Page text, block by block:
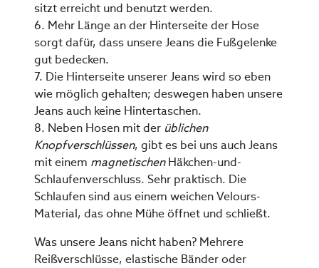
sitzt erreicht und benutzt werden.
6. Mehr Länge an der Hinterseite der Hose
sorgt dafür, dass unsere Jeans die Fußgelenke
gut bedecken.
7. Die Hinterseite unserer Jeans wird so eben
wie möglich gehalten; deswegen haben unsere
Jeans auch keine Hintertaschen.
8. Neben Hosen mit der üblichen
Knopfverschlüssen, gibt es bei uns auch Jeans
mit einem magnetischenHäkchen-und-
Schlaufenverschluss. Sehr praktisch. Die
Schlaufen sind aus einem weichen Velours-
Material, das ohne Mühe öffnet und schließt.
Was unsere Jeans nicht haben? Mehrere
Reißverschlüsse, elastische Bänder oder